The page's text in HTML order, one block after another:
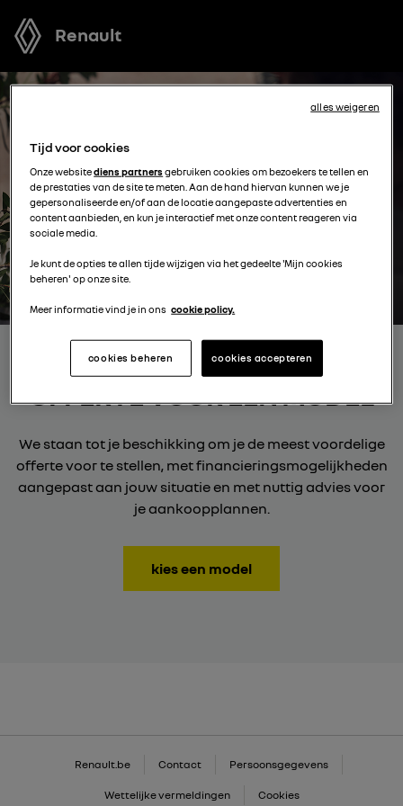
Renault
ONTVANG GRATIS JOUW
OFFERTE VOOR EEN MODEL
We staan tot je beschikking om je de meest voordelige
offerte voor te stellen, met financieringsmogelijkheden
aangepast aan jouw situatie en met nuttig advies voor
je aankoopplannen.
kies een model
Renault.be Contact Persoonsgegevens
Wettelijke vermeldingen Cookies
Tijd voor cookies
Onze websitediens partnersgebruiken cookies om bezoekers te tellen en
de prestaties van de site te meten. Aan de hand hiervan kunnen we je
gepersonaliseerde en/of aan de locatie aangepaste advertenties en
content aanbieden, en kun je interactief met onze content reageren via
sociale media.
Je kunt de opties te allen tijde wijzigen via het gedeelte 'Mijn cookies
beheren' op onze site.
Meer informatie vind je in ons cookie policy.
cookies accepteren
cookies beheren
alles weigeren